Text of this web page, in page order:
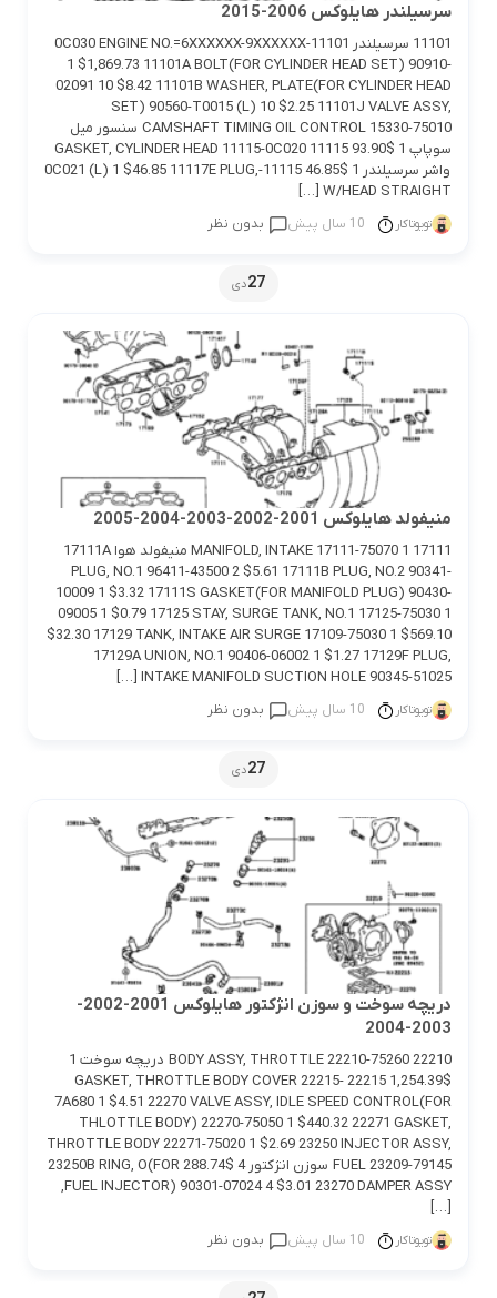
سرسيلندر هايلوكس 2006-2015
11101 سرسيلندر 11101-0C030 ENGINE NO.=6XXXXXX-9XXXXXX
1 $1,869.73 11101A BOLT(FOR CYLINDER HEAD SET) 90910-
02091 10 $8.42 11101B WASHER, PLATE(FOR CYLINDER HEAD
SET) 90560-T0015 (L) 10 $2.25 11101J VALVE ASSY,
CAMSHAFT TIMING OIL CONTROL 15330-75010 سنسور ميل
سوپاپ 1 $93.90 11115 GASKET, CYLINDER HEAD 11115-0C020
واشر سرسيلندر 1 $46.85 11115-0C021 (L) 1 $46.85 11117E PLUG,
W/HEAD STRAIGHT […]
تویوتاکار 10 سال پیش بدون نظر
27دی
منيفولد هايلوكس 2001-2002-2003-2004-2005
17111 MANIFOLD, INTAKE 17111-75070 1 منيفولد هوا 17111A
PLUG, NO.1 96411-43500 2 $5.61 17111B PLUG, NO.2 90341-
10009 1 $3.32 17111S GASKET(FOR MANIFOLD PLUG) 90430-
09005 1 $0.79 17125 STAY, SURGE TANK, NO.1 17125-75030 1
$32.30 17129 TANK, INTAKE AIR SURGE 17109-75030 1 $569.10
17129A UNION, NO.1 90406-06002 1 $1.27 17129F PLUG,
INTAKE MANIFOLD SUCTION HOLE 90345-51025 […]
تویوتاکار 10 سال پیش بدون نظر
27دی
دريچه سوخت و سوزن انژكتور هايلوكس 2001-2002-
2003-2004
22210 BODY ASSY, THROTTLE 22210-75260 دريچه سوخت 1
$1,254.39 22215 GASKET, THROTTLE BODY COVER 22215-
7A680 1 $4.51 22270 VALVE ASSY, IDLE SPEED CONTROL(FOR
THLOTTLE BODY) 22270-75050 1 $440.32 22271 GASKET,
THROTTLE BODY 22271-75020 1 $2.69 23250 INJECTOR ASSY,
FUEL 23209-79145 سوزن انژكتور 4 $288.74 23250B RING, O(FOR
FUEL INJECTOR) 90301-07024 4 $3.01 23270 DAMPER ASSY,
[…]
تویوتاکار 10 سال پیش بدون نظر